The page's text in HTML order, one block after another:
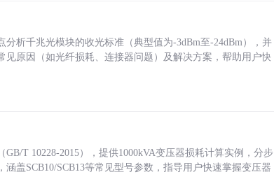
析千兆光模块的收光标准（典型值为-3dBm至-24dBm），并
原因（如光纤损耗、连接器问题）及解决方案，帮助用户快
T 10228-2015），提供1000kVA变压器损耗计算实例，分步
盖SCB10/SCB13等常见型号参数，指导用户快速掌握变压器